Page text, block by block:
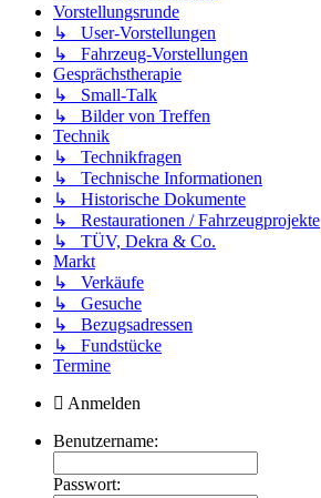
Vorstellungsrunde
↳ User-Vorstellungen
↳ Fahrzeug-Vorstellungen
Gesprächstherapie
↳ Small-Talk
↳ Bilder von Treffen
Technik
↳ Technikfragen
↳ Technische Informationen
↳ Historische Dokumente
↳ Restaurationen / Fahrzeugprojekte
↳ TÜV, Dekra & Co.
Markt
↳ Verkäufe
↳ Gesuche
↳ Bezugsadressen
↳ Fundstücke
Termine
Anmelden
Benutzername:
Passwort: